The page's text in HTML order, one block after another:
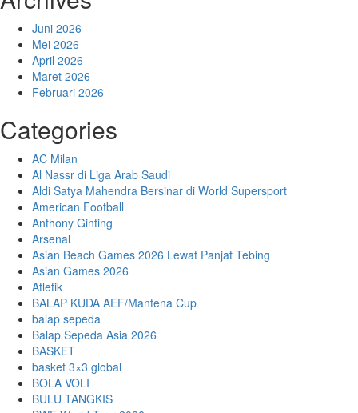
Juni 2026
Mei 2026
April 2026
Maret 2026
Februari 2026
Categories
AC Milan
Al Nassr di Liga Arab Saudi
Aldi Satya Mahendra Bersinar di World Supersport
American Football
Anthony Ginting
Arsenal
Asian Beach Games 2026 Lewat Panjat Tebing
Asian Games 2026
Atletik
BALAP KUDA AEF/Mantena Cup
balap sepeda
Balap Sepeda Asia 2026
BASKET
basket 3×3 global
BOLA VOLI
BULU TANGKIS